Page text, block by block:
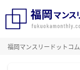
福岡マンスリードットコム